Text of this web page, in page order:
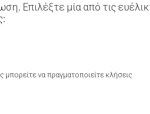
Επιλέξτε μία από τις
να πραγματοποιείτε κλήσεις